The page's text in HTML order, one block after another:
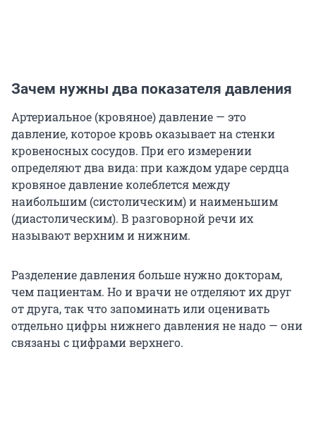
Зачем нужны два показателя давления
Артериальное (кровяное) давление — это
давление, которое кровь оказывает на стенки
кровеносных сосудов. При его измерении
определяют два вида: при каждом ударе сердца
кровяное давление колеблется между
наибольшим (систолическим) и наименьшим
(диастолическим). В разговорной речи их
называют верхним и нижним.
Разделение давления больше нужно докторам,
чем пациентам. Но и врачи не отделяют их друг
от друга, так что запоминать или оценивать
отдельно цифры нижнего давления не надо — они
связаны с цифрами верхнего.